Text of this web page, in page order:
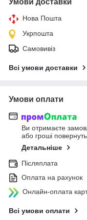
Умови доставки
Нова Пошта
Укрпошта
Самовивіз
Всі умови доставки
Умови оплати
Ви отримаєте
або гроші
Детальніше
Післяплата
Оплата на рахунок
Онлайн-оплата
Всі умови оплати